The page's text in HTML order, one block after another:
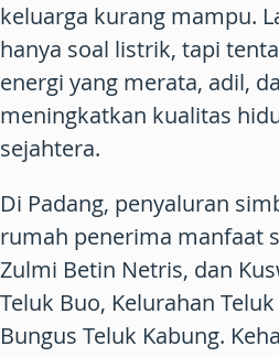
keluarga kurang mampu.
hanya soal listrik, tapi
energi yang merata, adil,
meningkatkan kualitas
sejahtera.
Di Padang, penyaluran
rumah penerima manfaat
Zulmi Betin Netris, dan
Teluk Buo, Kelurahan
Bungus Teluk Kabung.